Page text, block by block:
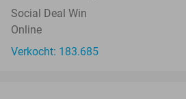
Social Deal Win
Online
Verkocht: 183.685